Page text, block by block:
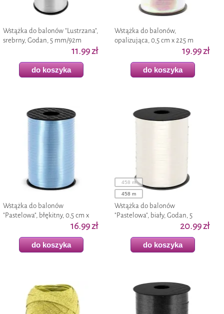
Wstążka do balonów "Lustrzana",
srebrny, Godan, 5 mm/92m
11.99 zł
do koszyka
Wstążka do balonów,
opalizująca, 0,5 cm x 225 m
19.99 zł
do koszyka
Wstążka do balonów
"Pastelowa", błękitny, 0,5 cm x
16.99 zł
do koszyka
458 m
458 m
Wstążka do balonów
"Pastelowa", biały, Godan, 5
20.99 zł
do koszyka